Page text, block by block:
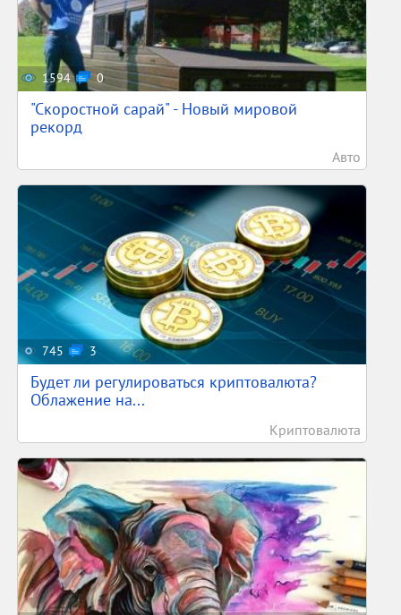
1594 0
"Скоростной сарай" - Новый мировой
рекорд
Авто
745 3
Будет ли регулироваться криптовалюта?
Облажение на...
Криптовалюта